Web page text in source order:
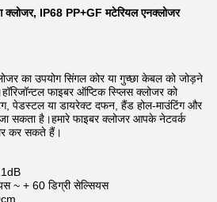
क्लोजर, IP68 PP+GF मटेरियल एनक्लोजर
का उपयोग सिंगल कोर या गुच्छा केबल को जोड़ने
फाइबर ऑप्टिक स्प्लिस क्लोजर को
पेडस्टल या डायरेक्ट दफन, हैंड होल-माउंटिंग और
सकता है।हमारे फाइबर क्लोजर आपके नेटवर्क
कर सकते हैं।
~ + 60 डिग्री सेल्सियस